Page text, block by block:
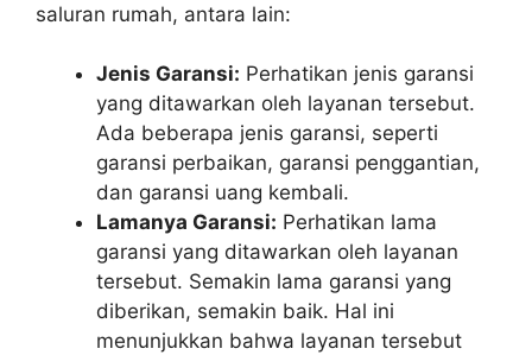
saluran rumah, antara lain:
Jenis Garansi: Perhatikan jenis garansi
yang ditawarkan oleh layanan tersebut.
Ada beberapa jenis garansi, seperti
garansi perbaikan, garansi penggantian,
dan garansi uang kembali.
Lamanya Garansi: Perhatikan lama
garansi yang ditawarkan oleh layanan
tersebut. Semakin lama garansi yang
diberikan, semakin baik. Hal ini
menunjukkan bahwa layanan tersebut